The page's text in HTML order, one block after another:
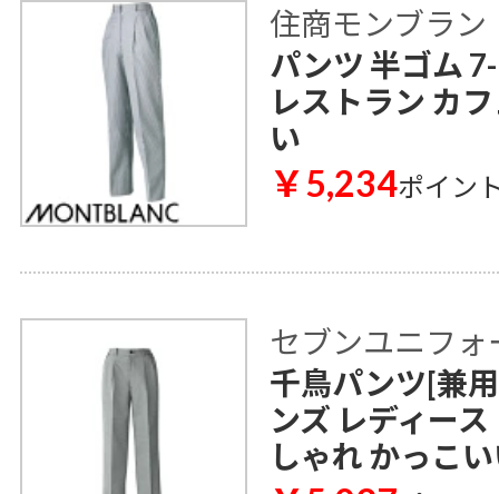
住商モンブラン
パンツ 半ゴム
レストラン カ
い
￥5,234ポイン
セブンユニフォ
千鳥パンツ[兼
ンズ レディー
しゃれ かっこ